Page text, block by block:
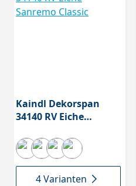
Kaindl Dekorspan
34140 RV Eiche
4 Varianten